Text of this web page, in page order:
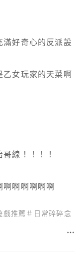
好奇心的反派設
乙女玩家的天菜啊
線！！！！
啊啊啊啊啊啊
戲推薦 ＃ 日常碎碎念